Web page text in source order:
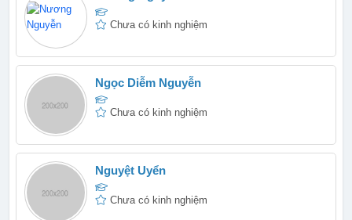
Chưa có kinh nghiệm
Ngọc Diễm Nguyễn
Chưa có kinh nghiệm
Nguyệt Uyển
Chưa có kinh nghiệm